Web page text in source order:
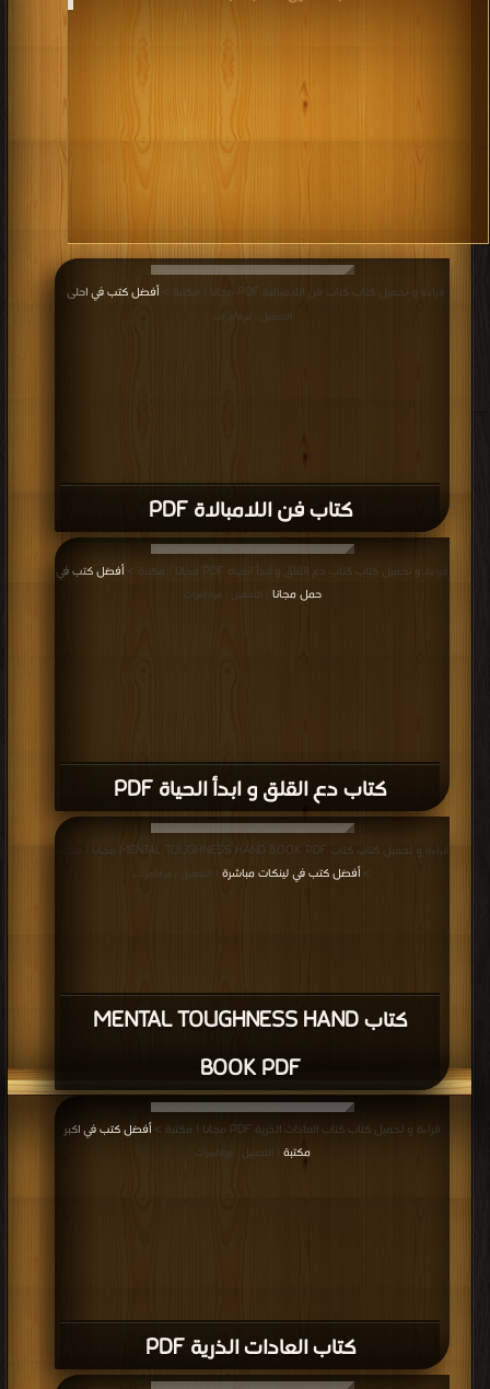
يهتم بتحسين نوعية الموارد البشرية في المجتمع وتحسين النوعية
العاملين فيها سواء على المستوى الإداري شموليا لتشمل كل العاملين
على جميع مستوياتهم الوظيفية.
أفضل كتب التنميه البشريه
كتاب فن اللامبالاة PDF
قراءة و تحميل كتاب كتاب فن اللامبالاة PDF مجانا | مكتبة > أفضل كتب في احلى
التحميل : مرة/مرات
كتاب دع القلق و ابدأ الحياة PDF
قراءة و تحميل كتاب كتاب دع القلق و ابدأ الحياة PDF مجانا | مكتبة >
أفضل كتب في
حمل مجانا | التحميل : مرة/مرات
كتاب MENTAL TOUGHNESS HAND
BOOK PDF
قراءة و تحميل كتاب كتاب MENTAL TOUGHNESS HAND BOOK PDF مجانا | مكتبة
>أفضل كتب في لينكات مباشرة | التحميل : مرة/مرات
كتاب العادات الذرية PDF
قراءة و تحميل كتاب كتاب العادات الذرية PDF مجانا | مكتبة >
أفضل كتب في اكبر
مكتبة
| التحميل : مرة/مرات